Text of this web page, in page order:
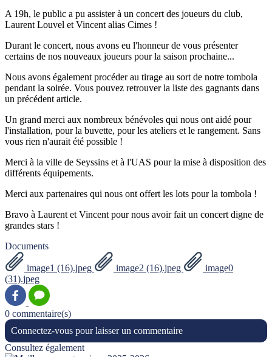
A 19h, le public a pu assister à un concert des joueurs du club,
Laurent Louvel et Vincent alias Cimes !
Durant le concert, nous avons eu l'honneur de vous présenter
certains de nos nouveaux joueurs pour la saison prochaine...
Nous avons également procéder au tirage au sort de notre tombola
pendant la soirée. Vous pouvez retrouver la liste des gagnants dans
un précédent article.
Un grand merci aux nombreux bénévoles qui nous ont aidé pour
l'installation, pour la buvette, pour les ateliers et le rangement. Sans
vous rien n'aurait été possible !
Merci à la ville de Seyssins et à l'UAS pour la mise à disposition des
différents équipements.
Merci aux partenaires qui nous ont offert les lots pour la tombola !
Bravo à Laurent et Vincent pour nous avoir fait un concert digne de
grandes stars !
Documents
image1 (16).jpeg image2 (16).jpeg
image0
(31).jpeg
0 commentaire(s)
Connectez-vous pour laisser un commentaire
Consultez également